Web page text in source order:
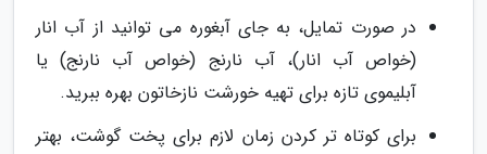
در صورت تمایل، به جای آبغوره می توانید از آب انار
(خواص آب انار)، آب نارنج (خواص آب نارنج) یا
آبلیموی تازه برای تهیه خورشت نازخاتون بهره ببرید.
برای کوتاه تر کردن زمان لازم برای پخت گوشت، بهتر